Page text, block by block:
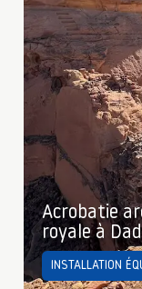
Acrobatie
royale à
INSTALLATION